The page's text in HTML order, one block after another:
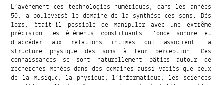
L’avènement des technologies numériques, dans les années
50, a bouleversé le domaine de la synthèse des sons. Dès
lors, était-il possible de manipuler avec une extrême
précision les éléments constituants l’onde sonore et
d’accéder aux relations intimes qui associent la
structure physique des sons à leur perception. Ces
connaissances se sont naturellement bâties autour de
recherches menées dans des domaines aussi variés que ceux
de la musique, la physique, l’informatique, les sciences